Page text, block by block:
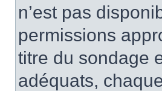
n’est pas
permissions
titre du sondage
adéquats,